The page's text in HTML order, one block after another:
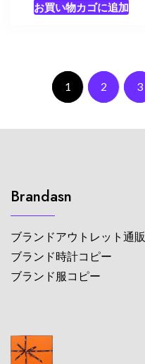
お買い物カゴに追加
1 2 3
Brandasn
ブランドアウトレット通販
ブランド時計コピー
ブランド服コピー